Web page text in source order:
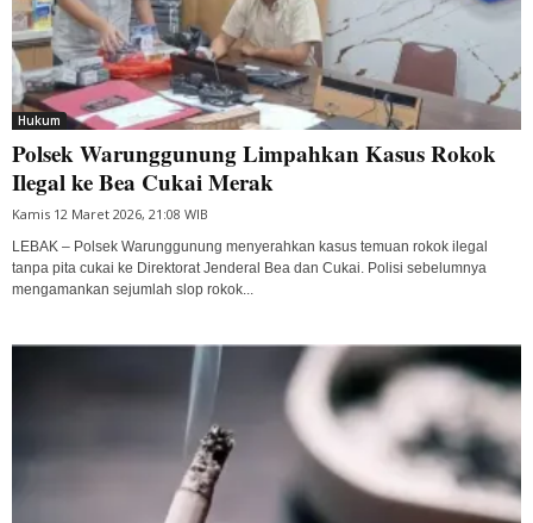
Hukum
Polsek Warunggunung Limpahkan Kasus Rokok
Ilegal ke Bea Cukai Merak
Kamis 12 Maret 2026, 21:08 WIB
LEBAK – Polsek Warunggunung menyerahkan kasus temuan rokok ilegal
tanpa pita cukai ke Direktorat Jenderal Bea dan Cukai. Polisi sebelumnya
mengamankan sejumlah slop rokok...